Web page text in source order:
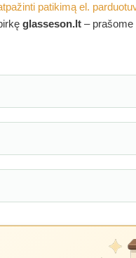
patikimą el.
glasseson.lt – prašome